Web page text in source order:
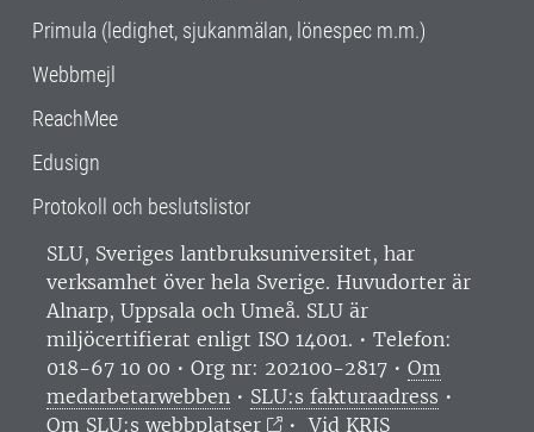
Primula (ledighet, sjukanmälan, lönespec m.m.)
Webbmejl
ReachMee
Edusign
Protokoll och beslutslistor
SLU, Sveriges lantbruksuniversitet, har
verksamhet över hela Sverige. Huvudorter är
Alnarp, Uppsala och Umeå. SLU är
miljöcertifierat enligt ISO 14001. • Telefon:
018-67 10 00 • Org nr: 202100-2817 • Om
medarbetarwebben • SLU:s fakturaadress •
Om SLU:s webbplatser
•Vid KRIS